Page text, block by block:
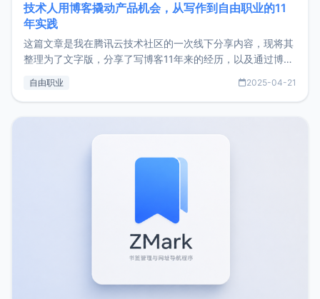
技术人用博客撬动产品机会，从写作到自由职业的11
年实践
这篇文章是我在腾讯云技术社区的一次线下分享内容，现将其
整理为了文字版，分享了写博客11年来的经历，以及通过博客
了我的首个产品ImgURL的真实数据和产品现状。自我介绍大
自由职业 2025-04-21